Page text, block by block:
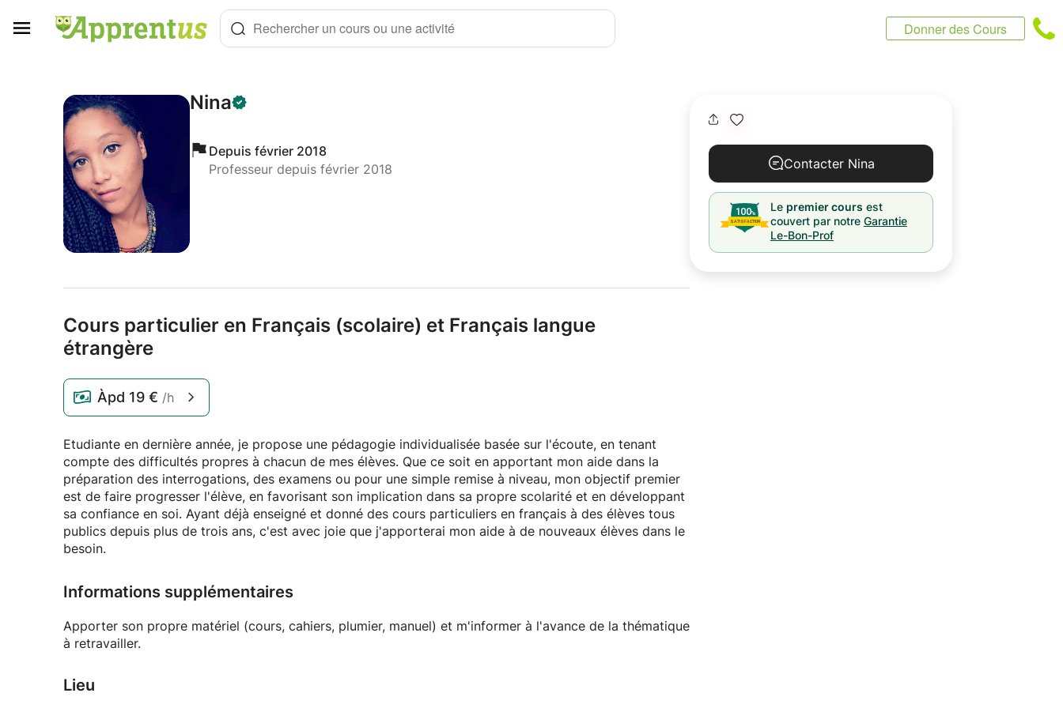
Rechercher un cours ou une activité Donner des Cours
Nina
Depuis février 2018
Professeur depuis février 2018
Cours particulier en Français (scolaire) et Français langue
étrangère
Àpd 19 € /h
Etudiante en dernière année, je propose une pédagogie individualisée basée sur l'écoute, en tenant
compte des difficultés propres à chacun de mes élèves. Que ce soit en apportant mon aide dans la
préparation des interrogations, des examens ou pour une simple remise à niveau, mon objectif premier
est de faire progresser l'élève, en favorisant son implication dans sa propre scolarité et en développant
sa confiance en soi. Ayant déjà enseigné et donné des cours particuliers en français à des élèves tous
publics depuis plus de trois ans, c'est avec joie que j'apporterai mon aide à de nouveaux élèves dans le
besoin.
Informations supplémentaires
Apporter son propre matériel (cours, cahiers, plumier, manuel) et m'informer à l'avance de la thématique
à retravailler.
Lieu
Contacter Nina
Le premier cours est
couvert par notre Garantie
Le-Bon-Prof